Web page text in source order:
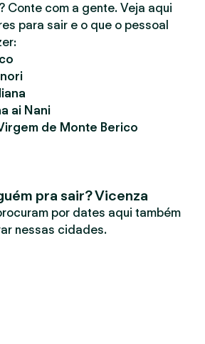
Conte com a gente. Veja aqui
para sair e o que o pessoal
ai Nani
de Monte Berico
pra sair? Vicenza
por dates aqui também
nessas cidades.